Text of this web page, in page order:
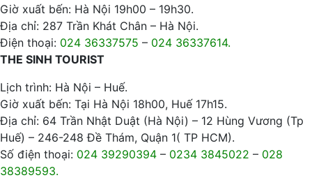
Giờ xuất bến: Hà Nội 19h00 – 19h30.
Địa chỉ: 287 Trần Khát Chân – Hà Nội.
Điện thoại: 024 36337575 – 024 36337614.
THE SINH TOURIST
Lịch trình: Hà Nội – Huế.
Giờ xuất bến: Tại Hà Nội 18h00, Huế 17h15.
Địa chỉ: 64 Trần Nhật Duật (Hà Nội) – 12 Hùng Vương (Tp
Huế) – 246-248 Đề Thám, Quận 1( TP HCM).
Số điện thoại: 024 39290394 – 0234 3845022 – 028
38389593.